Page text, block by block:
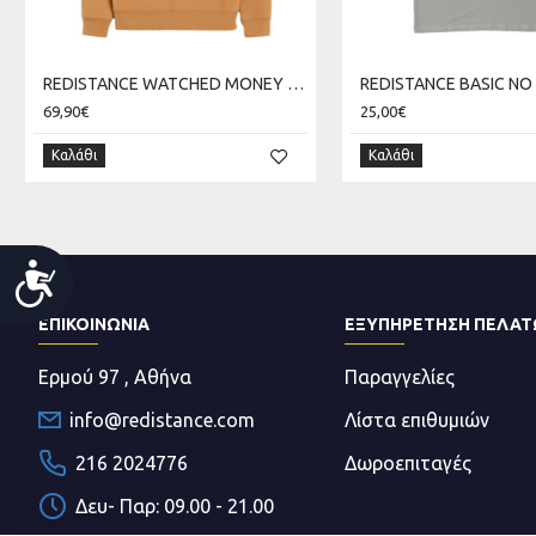
REDISTANCE WATCHED MONEY ZIP HOODIE RDU225TC08-2222
69,90€
Καλάθι
25,00€
Καλάθι
ΕΠΙΚΟΙΝΩΝΊΑ
Ερμού 97 , Αθήνα
info@redistance.com
216 2024776
Δευ- Παρ: 09.00 - 21.00
ΕΞΥΠΗΡΕΤΗΣΗ
Παραγγελίες
Λίστα επιθυμιών
Δωροεπιταγές